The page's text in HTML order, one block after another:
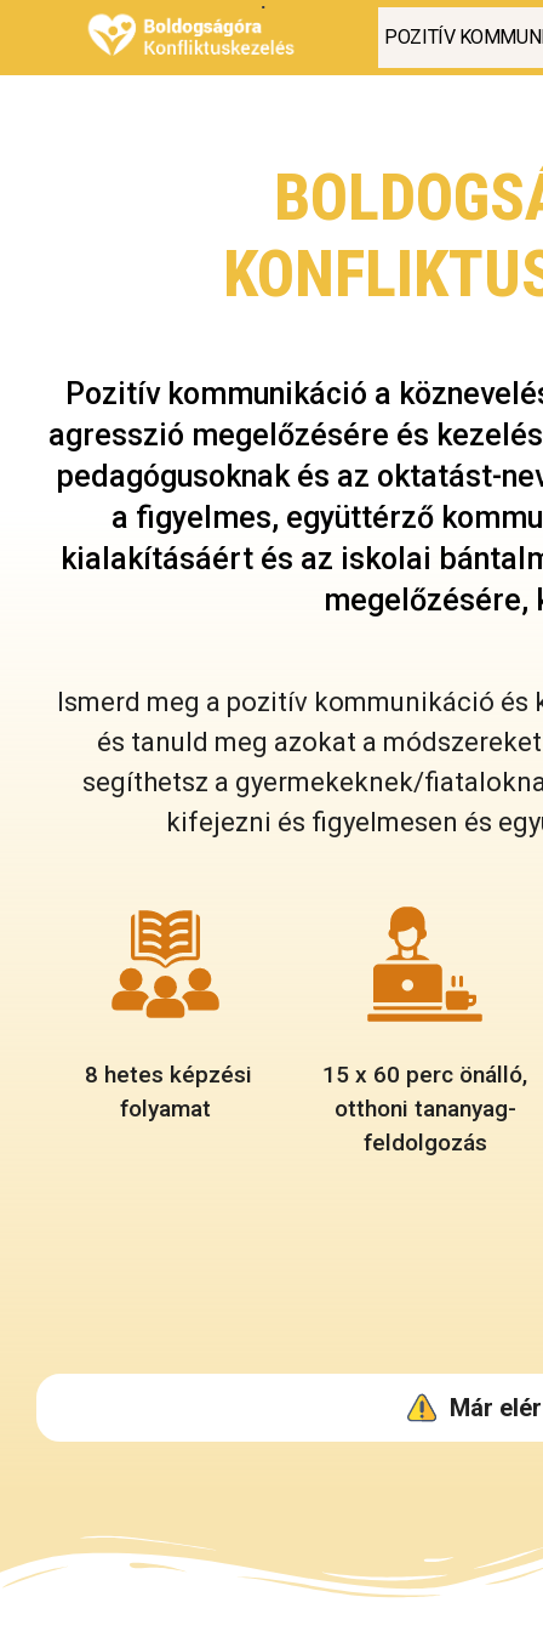
POZITÍV
Pozitív kommunikáció a
agresszió megelőzésére és
pedagógusoknak és az oktatást-
a figyelmes, együttérző
kialakításáért és az iskolai
megelőzésére,
Ismerd meg a pozitív kommunikáció
és tanuld meg azokat a
segíthetsz a gyermekeknek/
kifejezni és figyelmesen és
8 hetes képzési
folyamat
15 x 60 perc önálló,
otthoni tananyag-
feldolgozás
Már